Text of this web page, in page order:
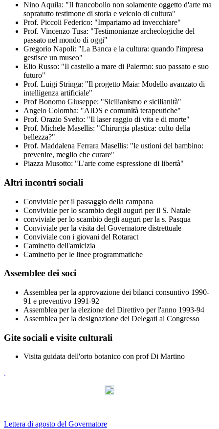
Nino Aquila: "Il francobollo non solamente oggetto d'arte ma
sopratutto testimone di storia e veicolo di cultura"
Prof. Piccoli Federico: "Impariamo ad invecchiare"
Prof. Vincenzo Tusa: "Testimonianze archeologiche del
passato nel mondo di oggi"
Gregorio Napoli: "La Banca e la cultura: quando l'impresa
gestisce un museo"
Elio Russo: "Il castello a mare di Palermo: suo passato e suo
futuro"
Prof. Luigi Stringa: "Il progetto Maia: Modello avanzato di
intelligenza artificiale"
Prof Bonomo Giuseppe: "Sicilianismo e sicilianità"
Angelo Colomba: "AIDS e comunità terapeutiche"
Prof. Orazio Svelto: "Il laser raggio di vita e di morte"
Prof. Michele Masellis: "Chirurgia plastica: culto della
bellezza?"
Prof. Maddalena Ferrara Masellis: "le ustioni del bambino:
prevenire, meglio che curare"
Piazza Musotto: "L'arte come espressione di libertà"
Altri incontri sociali
Conviviale per il passaggio della campana
Conviviale per lo scambio degli auguri per il S. Natale
conviviale per lo scambio degli auguri per la s. Pasqua
Conviviale per la visita del Governatore distrettuale
Conviviale con i giovani del Rotaract
Caminetto dell'amicizia
Caminetto per le linee programmatiche
Assemblee dei soci
Assemblea per la approvazione dei bilanci consuntivo 1990-
91 e preventivo 1991-92
Assemblea per la elezione del Direttivo per l'anno 1993-94
Assemblea per la designazione dei Delegati al Congresso
Gite sociali e visite culturali
Visita guidata dell'orto botanico con prof Di Martino
.
Lettera di agosto del Governatore